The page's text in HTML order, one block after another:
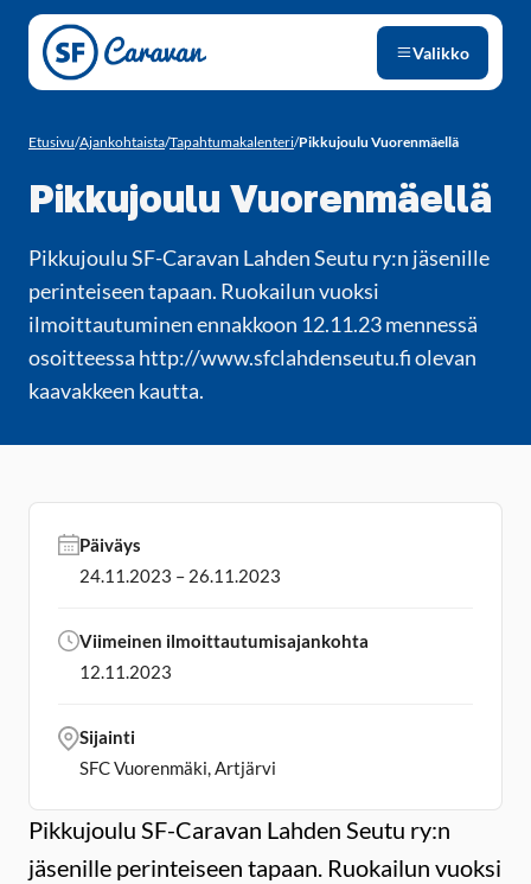
Siirry sivun sisältöön
Valikko
Etusivu/Ajankohtaista/Tapahtumakalenteri/Pikkujoulu Vuorenmäellä
Pikkujoulu Vuorenmäellä
Pikkujoulu SF-Caravan Lahden Seutu ry:n jäsenille
perinteiseen tapaan. Ruokailun vuoksi
ilmoittautuminen ennakkoon 12.11.23 mennessä
osoitteessa http://www.sfclahdenseutu.fi olevan
kaavakkeen kautta.
Pikkujoulu SF-Caravan Lahden Seutu ry:n
jäsenille perinteiseen tapaan. Ruokailun vuoksi
Päiväys
24.11.2023 – 26.11.2023
Viimeinen ilmoittautumisajankohta
12.11.2023
Sijainti
SFC Vuorenmäki, Artjärvi